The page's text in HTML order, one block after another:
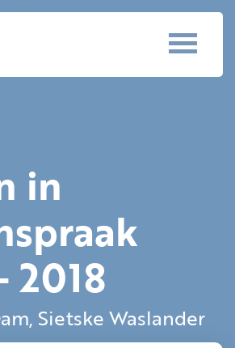
in
2018
Sietske Waslander